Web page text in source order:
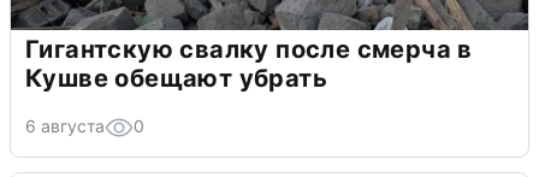
Гигантскую свалку после смерча в
Кушве обещают убрать
6 августа 0